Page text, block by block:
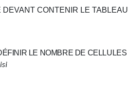
CONTENIR LE TABLEAU
LE NOMBRE DE CELLULES